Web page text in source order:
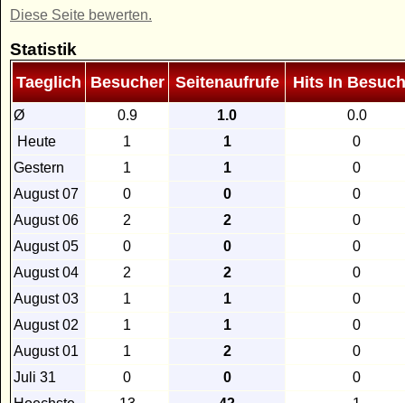
Diese Seite bewerten.
Statistik
Taeglich Besucher Seitenaufrufe Hits In
Ø 0.9 1.0
0.0
Heute
1 1
0
Gestern
1 1
0
August 07
0 0
0
August 06
2 2
0
August 05
0 0
0
August 04
2 2
0
August 03
1 1
0
August 02
1 1
0
August 01
1 2
0
Juli 31
0 0
0